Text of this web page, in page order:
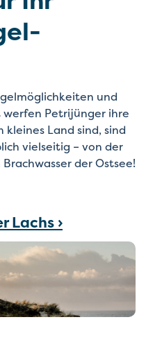
und
Petrijünger ihre
kleines Land sind, sind
vielseitig – von der
der Ostsee!
Lachs ›